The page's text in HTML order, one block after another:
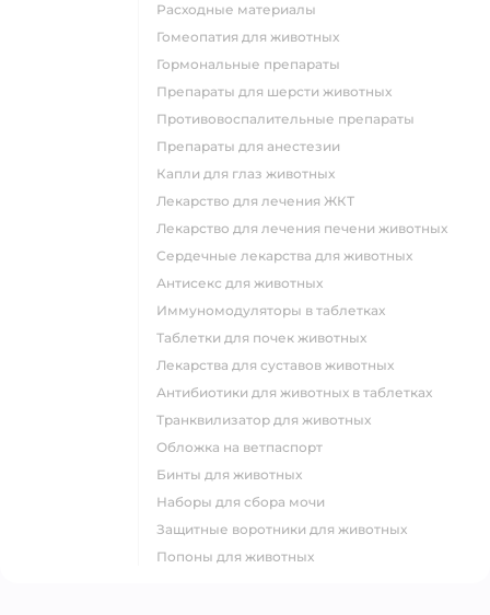
Расходные материалы
Гомеопатия для животных
Гормональные препараты
Препараты для шерсти животных
Противовоспалительные препараты
Препараты для анестезии
Капли для глаз животных
Лекарство для лечения ЖКТ
Лекарство для лечения печени животных
Сердечные лекарства для животных
Антисекс для животных
Иммуномодуляторы в таблетках
Таблетки для почек животных
Лекарства для суставов животных
Антибиотики для животных в таблетках
Транквилизатор для животных
Обложка на ветпаспорт
Бинты для животных
Наборы для сбора мочи
Защитные воротники для животных
Попоны для животных